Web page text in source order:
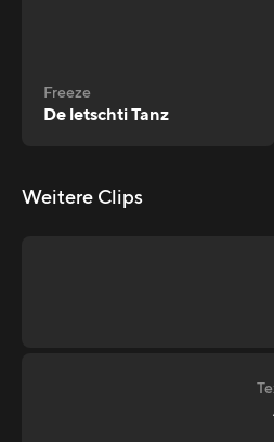
Freeze
De letschti Tanz
Weitere Clips